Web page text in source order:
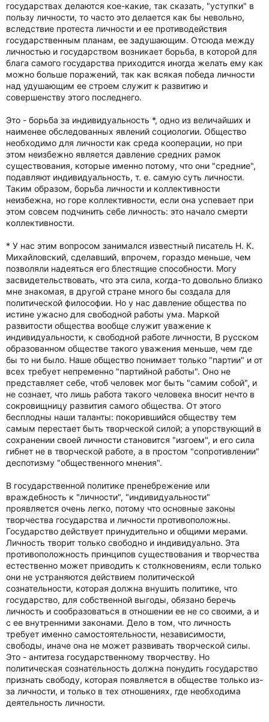
государствах делаются кое-какие, так сказать, "уступки" в
пользу личности, то часто это делается как бы невольно,
вследствие протеста личности и ее противодействия
государственным планам, ее задушающим. Отсюда между
личностью и государством возникает борьба, в которой для
блага самого государства приходится иногда желать ему как
можно больше поражений, так как всякая победа личности
над удушающим ее строем служит к развитию и
совершенству этого последнего.
Это - борьба за индивидуальность *, одно из величайших и
наименее обследованных явлений социологии. Общество
необходимо для личности как среда кооперации, но при
этом неизбежно является давление средних рамок
существования, которые именно потому, что они "средние",
подавляют индивидуальность, т. е. самую суть личности.
Таким образом, борьба личности и коллективности
неизбежна, но горе коллективности, если она успевает при
этом совсем подчинить себе личность: это начало смерти
коллективности.
* У нас этим вопросом занимался известный писатель Н. К.
Михайловский, сделавший, впрочем, гораздо меньше, чем
позволяли надеяться его блестящие способности. Могу
засвидетельствовать, что эта сила, когда-то довольно близко
мне знакомая, в другой стране много бы создала для
политической философии. Но у нас давление общества по
истине ужасно для свободной работы ума. Маркой
развитости общества вообще служит уважение к
индивидуальности, к свободной работе личности, В русском
образованном обществе такого уважения меньше, чем где
бы то ни было. Наше общество понимает только "партии" и от
всех требует непременно "партийной работы". Оно не
представляет себе, чтоб человек мог быть "самим собой", и
не сознает, что лишь работа такого человека вносит нечто в
сокровищницу развития самого общества. От этого
бесплодны наши таланты: покорившийся обществу тем
самым перестает быть творческой силой; а упорствующий в
сохранении своей личности становится "изгоем", и его сила
гибнет не в творческой работе, а в простом "сопротивлении"
деспотизму "общественного мнения".
В государственной политике пренебрежение или
враждебность к "личности", "индивидуальности"
проявляется очень легко, потому что основные законы
творчества государства и личности противоположны.
Государство действует принудительно и общими мерами.
Личность творит только свободно и индивидуально. Эта
противоположность принципов существования и творчества
естественно может приводить к столкновениям, если только
они не устраняются действием политической
сознательности, которая должна внушить политике, что
государство, для собственной выгоды, обязано беречь
личность и сообразоваться в отношении ее не со своими, а и
с ее внутренними законами. Дело в том, что личность
требует именно самостоятельности, независимости,
свободы, иначе она не может развивать творческой силы.
Это - антитеза государственному творчеству. Но
политическая сознательность должна понудить государство
признать свободу, которая появляется в обществе только из-
за личности, и только в тех отношениях, где необходима
деятельность личности.